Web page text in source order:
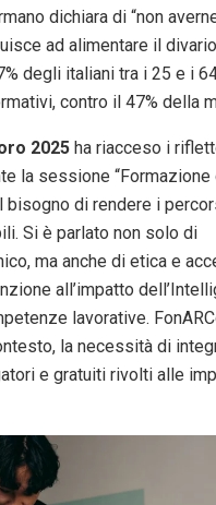
dichiara di “non
ad alimentare il
degli italiani tra i 25 e i
contro il 47% della
2025 ha riacceso i
la sessione “Formazione
bisogno di rendere i
Si è parlato non solo di
ma anche di etica e
all’impatto
lavorative.
la necessità di
e gratuiti rivolti alle